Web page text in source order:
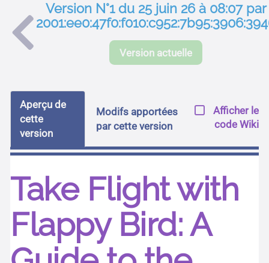
Version N°1 du 25 juin 26 à 08:07 par
Version actuelle
Aperçu de
cette
version
Modifs apportées
par cette version
Afficher le
code Wiki